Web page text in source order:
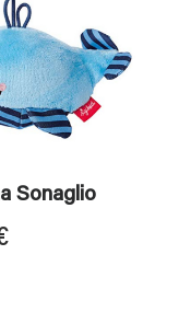
Sonaglio